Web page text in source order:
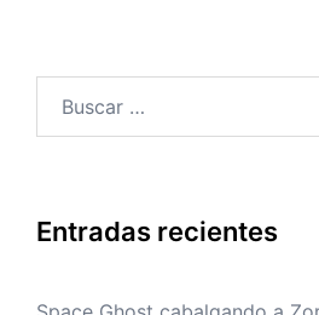
Entradas recientes